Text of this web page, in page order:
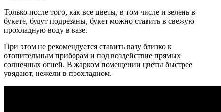
Только после того, как все цветы, в том числе и зелень в
букете, будут подрезаны, букет можно ставить в свежую
прохладную воду в вазе.
При этом не рекомендуется ставить вазу близко к
отопительным приборам и под воздействие прямых
солнечных огней. В жарком помещении цветы быстрее
увядают, нежели в прохладном.